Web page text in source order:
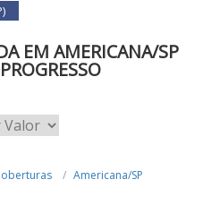
EM AMERICANA/SP
Americana/SP